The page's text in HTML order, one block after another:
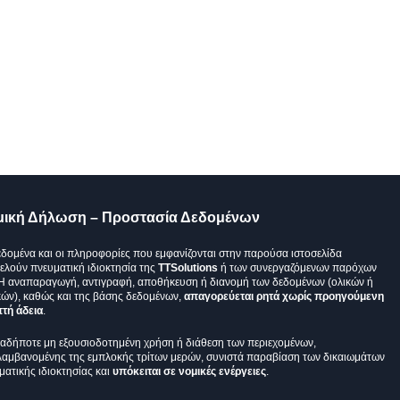
Δήλωση – Προστασία Δεδομένων
και οι πληροφορίες που εμφανίζονται στην παρούσα ιστοσελίδα
πνευματική ιδιοκτησία της TTSolutions ή των συνεργαζόμενων παρόχων
αναπαραγωγή, αντιγραφή, αποθήκευση ή διανομή των δεδομένων (ολικών ή
καθώς και της βάσης δεδομένων, απαγορεύεται ρητά χωρίς προηγούμενη
άδεια.
μη εξουσιοδοτημένη χρήση ή διάθεση των περιεχομένων,
της εμπλοκής τρίτων μερών, συνιστά παραβίαση των δικαιωμάτων
ιδιοκτησίας και υπόκειται σε νομικές ενέργειες.